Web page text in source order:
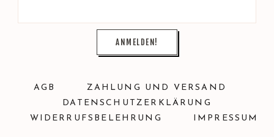
AGB
ZAHLUNG UND VERSAND
DATENSCHUTZERKLÄRUNG
WIDERRUFSBELEHRUNG
IMPRESSUM